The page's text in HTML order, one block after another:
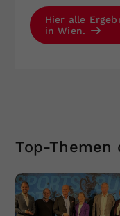
Hier alle
in Wien.
Top-Themen